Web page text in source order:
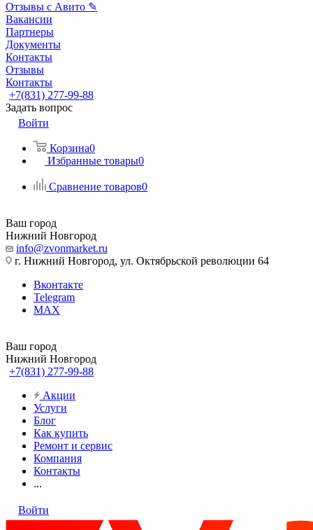
Отзывы с Авито ✎
Вакансии
Партнеры
Документы
Контакты
Отзывы
Контакты
+7(831) 277-99-88
Задать вопрос
Войти
Корзина0
Избранные товары0
Сравнение товаров0
Ваш город
Нижний Новгород
info@zvonmarket.ru
г. Нижний Новгород, ул. Октябрьской революции 64
Вконтакте
Telegram
MAX
Ваш город
Нижний Новгород
+7(831) 277-99-88
Акции
Услуги
Блог
Как купить
Ремонт и сервис
Компания
Контакты
...
Войти